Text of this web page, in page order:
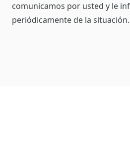
comunicamos por usted y le
periódicamente de la situación.